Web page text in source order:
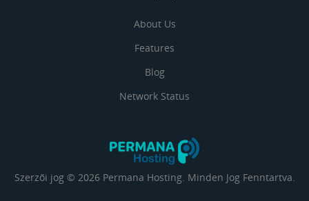
About Us
Features
Blog
Network Status
Szerzői jog © 2026 Permana Hosting. Minden Jog Fenntartva.